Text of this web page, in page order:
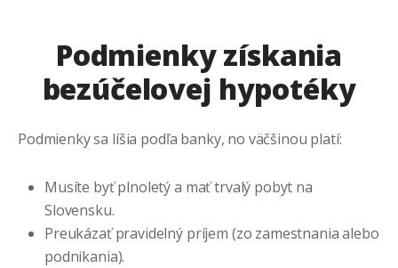
Podmienky získania
bezúčelovej hypotéky
Podmienky sa líšia podľa banky, no väčšinou platí:
Musíte byť plnoletý a mať trvalý pobyt na
Slovensku.
Preukázať pravidelný príjem (zo zamestnania alebo
podnikania).